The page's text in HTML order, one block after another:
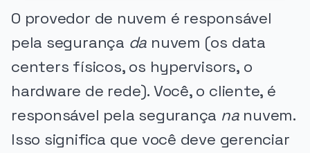
O provedor de nuvem é responsável
pela segurança da nuvem (os data
centers físicos, os hypervisors, o
hardware de rede). Você, o cliente, é
responsável pela segurança nanuvem.
Isso significa que você deve gerenciar